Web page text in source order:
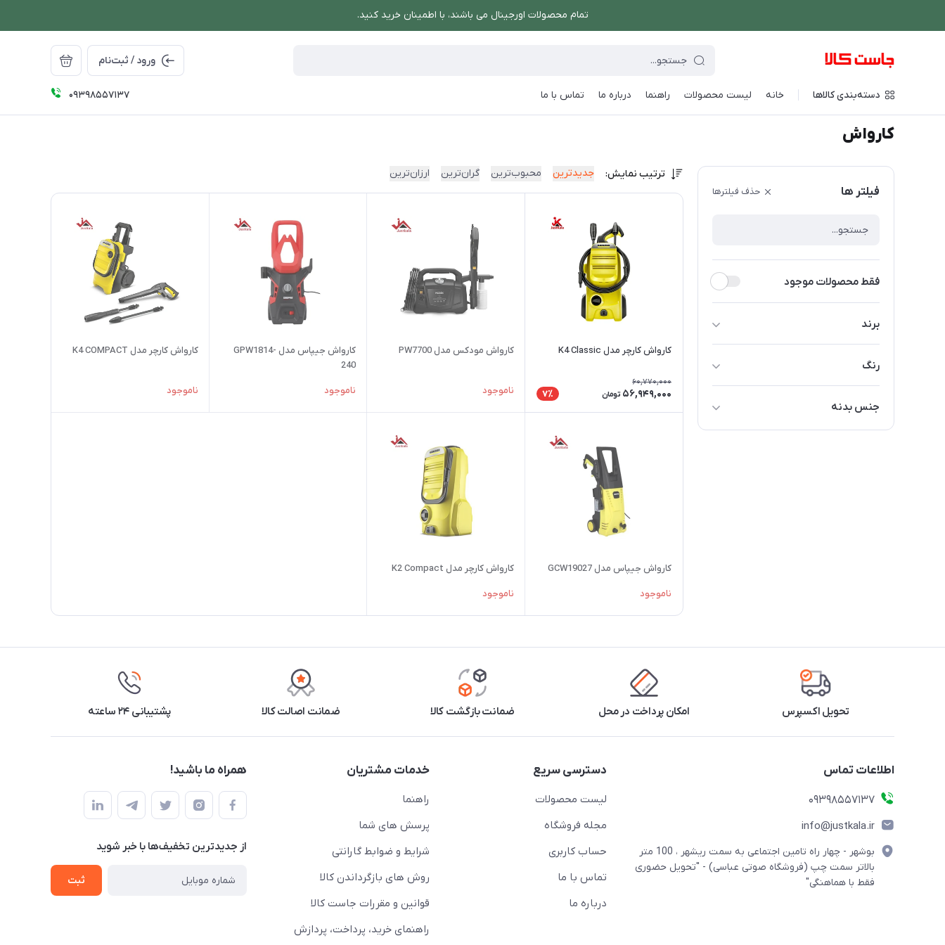
تمام محصولات اورجینال می باشند، با اطمینان خرید کنید.
ورود / ثبت‌نام
دسته‌بندی کالاها خانه لیست محصولات راهنما درباره ما تماس با ما 09398557137
فروشگاه اینترنتی جاست کالا شستشو و نظافت / کارواش
کارواش
فیلتر ها حذف فیلترها
فقط محصولات موجود
برند
مودکس
رنگ
قرمز
جنس بدنه
پلاستیک
ترتیب نمایش: جدیدترین محبوب‌ترین گران‌ترین ارزان‌ترین
کارواش کارچر مدل K4 Classic
60,770,000
56,949,000 تومان 7٪
کارواش مودکس مدل PW7700
ناموجود
کارواش جیپاس مدل GPW1814-
240
ناموجود
کارواش کارچر مدل K4 COMPACT
ناموجود
کارواش جیپاس مدل GCW19027
ناموجود
کارواش کارچر مدل K2 Compact
ناموجود
تحویل اکسپرس امکان پرداخت در محل ضمانت بازگشت کالا ضمانت اصالت کالا پشتیبانی ۲۴ ساعته
اطلاعات تماس
09398557137
info@justkala.ir
بوشهر - چهار راه تامین اجتماعی به سمت ریشهر ، 100 متر
بالاتر سمت چپ (فروشگاه صوتی عباسی) - "تحویل حضوری
فقط با هماهنگی"
دسترسی سریع
لیست محصولات
مجله فروشگاه
حساب کاربری
تماس با ما
درباره ما
خدمات مشتریان
راهنما
پرسش های شما
شرایط و ضوابط گارانتی
روش های بازگرداندن کالا
قوانین و مقررات جاست کالا
راهنمای خرید، پرداخت، پردازش
همراه ما باشید!
از جدید‌ترین تخفیف‌ها با‌ خبر شوید
ثبت